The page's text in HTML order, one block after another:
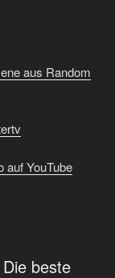
aus Random
auf YouTube
beste